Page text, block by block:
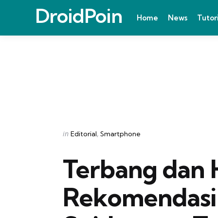
DroidPoin Home News
Categories
Posted
in Editorial Smartphone
Terbang dan